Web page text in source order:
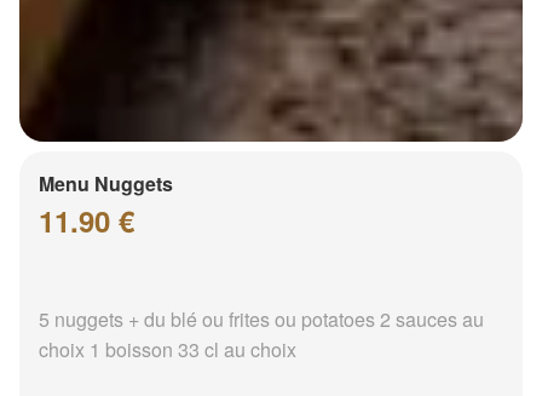
Menu Nuggets
11.90 €
5 nuggets + du blé ou frites ou potatoes 2 sauces au
choix 1 boisson 33 cl au choix